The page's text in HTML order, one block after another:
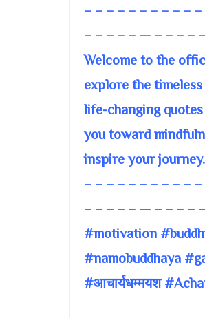
– – – – – – – – – –
– – – – – — – – – –
Welcome to the
explore the
life-changing
you toward
inspire your journey.
– – – – – – – – – –
– – – – – — – – – –
#motivation
#namobuddhaya
#आचार्यधम्मयश